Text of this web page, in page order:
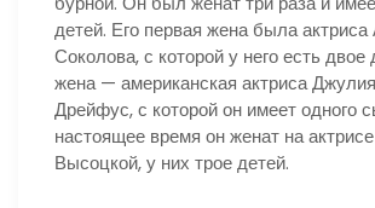
детей. Его первая жена была актриса
Соколова, с которой у него есть двое
жена — американская актриса
Дрейфус, с которой он имеет одного
настоящее время он женат на
Высоцкой, у них трое детей.